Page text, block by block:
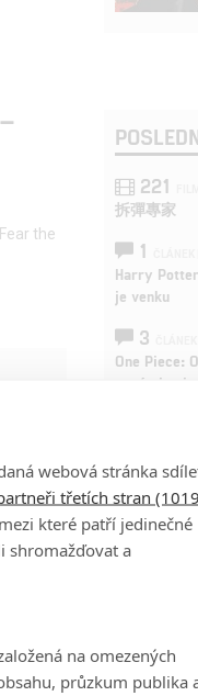
the
221
拆彈專家
1
Harry
je venku
3
One Piece:
novými
Nová
letadla
1
Adam Sandler
webová stránka
třetích stran
které patří jedinečné
shromažďovat a
na omezených
průzkum publika